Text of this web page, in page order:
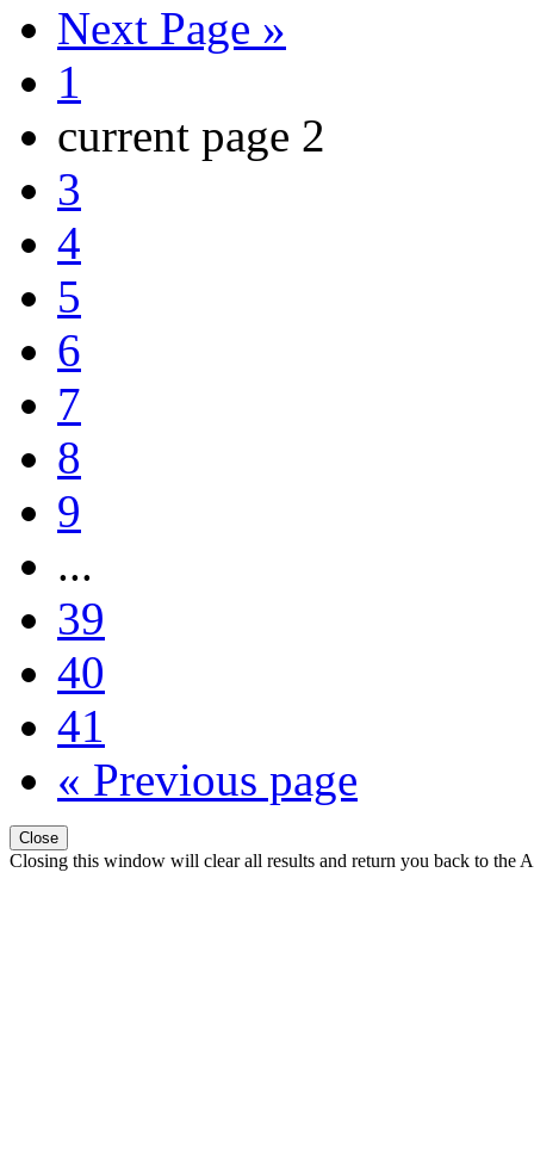
Next Page »
1
current page 2
3
4
5
6
7
8
9
...
39
40
41
« Previous page
Close
Closing this window will clear all results and return you back to the